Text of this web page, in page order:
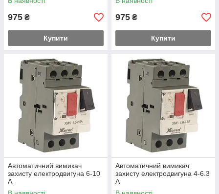
975 ₴
Купити
975 ₴
Купити
Автоматичний вимикач
захисту електродвигуна 6-10
А
Автоматичний вимикач
захисту електродвигуна 4-6.3
А